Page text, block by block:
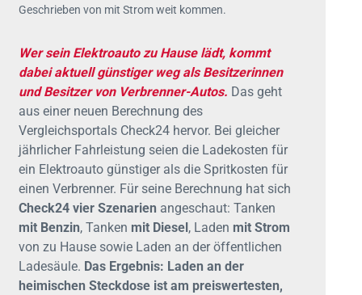
Geschrieben von mit Strom weit kommen.
Wer sein Elektroauto zu Hause lädt, kommt
dabei aktuell günstiger weg als Besitzerinnen
und Besitzer von Verbrenner-Autos. Das geht
aus einer neuen Berechnung des
Vergleichsportals Check24 hervor. Bei gleicher
jährlicher Fahrleistung seien die Ladekosten für
ein Elektroauto günstiger als die Spritkosten für
einen Verbrenner. Für seine Berechnung hat sich
Check24 vier Szenarien angeschaut: Tanken
mit Benzin, Tanken mit Diesel, Laden mit Strom
von zu Hause sowie Laden an der öffentlichen
Ladesäule. Das Ergebnis: Laden an der
heimischen Steckdose ist am preiswertesten,